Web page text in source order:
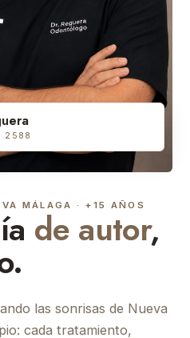
MÁLAGA · +15 AÑOS
de autor,
las sonrisas de Nueva
cada tratamiento,
2588